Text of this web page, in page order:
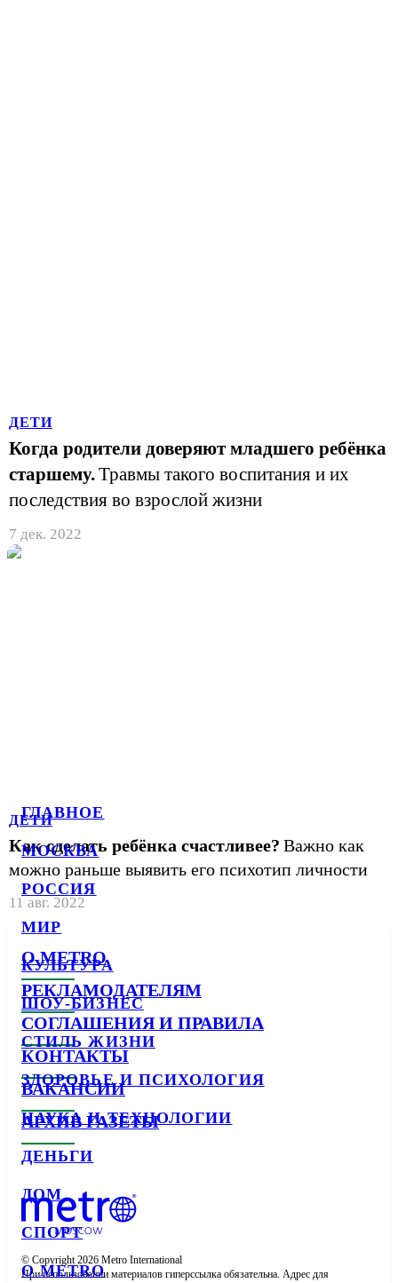
ГЛАВНОЕ
МОСКВА
РОССИЯ
МИР
КУЛЬТУРА
ШОУ-БИЗНЕС
СТИЛЬ ЖИЗНИ
ЗДОРОВЬЕ И ПСИХОЛОГИЯ
НАУКА И ТЕХНОЛОГИИ
ДЕНЬГИ
ДОМ
СПОРТ
О METRO
ДЕТИ
Когда родители доверяют младшего ребёнка
старшему.Травмы такого воспитания и их
последствия во взрослой жизни
7 дек. 2022
ДЕТИ
Как сделать ребёнка счастливее? Важно как
можно раньше выявить его психотип личности
11 авг. 2022
О METRO
РЕКЛАМОДАТЕЛЯМ
СОГЛАШЕНИЯ И ПРАВИЛА
КОНТАКТЫ
ВАКАНСИИ
АРХИВ ГАЗЕТЫ
© Copyright 2026 Metro International
При использовании материалов гиперссылка обязательна. Адрес для